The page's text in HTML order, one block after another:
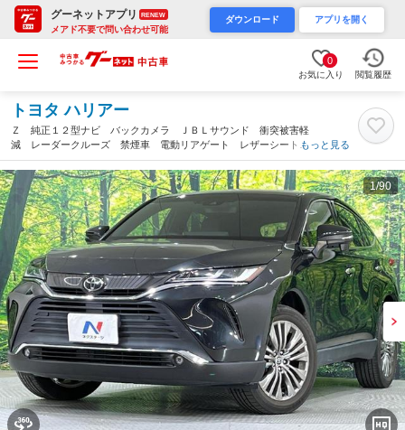
グーネットアプリ RENEW
メアド不要で問い合わせ可能
ダウンロード アプリを開く
0
お気に入り 閲覧履歴
トヨタ ハリアー
Ｚ 純正１２型ナビ バックカメラ ＪＢＬサウンド 衝突被害軽
減 レーダークルーズ 禁煙車 電動リアゲート レザーシート
パワーシート ドラレコ コーナーセンサー スマートキー ＬＥ
Ｄヘッド ＥＴＣ２．０（千葉県）
もっと見る
1/90